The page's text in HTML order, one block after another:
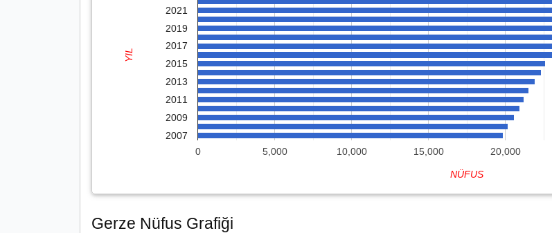
0 5,000 10,000 15,000 20,000
2021
2019
2017
2015
2013
2011
2009
2007
NÜFUS
YIL
Gerze Nüfus Grafiği